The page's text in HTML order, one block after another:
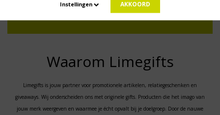
Waarom Limegifts
Limegifts is jouw partner voor promotionele artikelen, relatiegeschenken en
giveaways. Wij onderscheiden ons met originele gifts. Producten die het imago van
jouw merk weergeven en waarmee je écht opvalt bij je doelgroep. Door de nauwe
Instellingen AKKOORD